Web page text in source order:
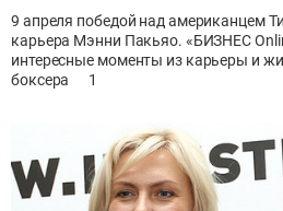
9 апреля победой над американцем
карьера Мэнни Пакьяо. «БИЗНЕС
интересные моменты из карьеры и
боксера
1